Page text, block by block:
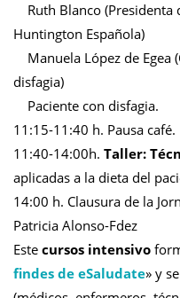
Ruth Blanco (Presidenta
Huntington Española)
Manuela López de Egea
disfagia)
Paciente con disfagia.
11:15-11:40 h. Pausa café.
11:40-14:00h. Taller:
aplicadas a la dieta del
14:00 h. Clausura de la
Patricia Alonso-Fdez
Este cursos intensivo
findes de eSaludate» y